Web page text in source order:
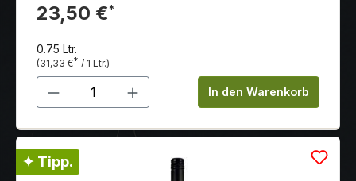
voller Aromen von Mandeln und weißem Pfeffer.
23,50 €*
0.75 Ltr.
(31,33 €* / 1 Ltr.)
Produkt Anzahl: Gib denIn den Warenkorb
✦ Tipp.